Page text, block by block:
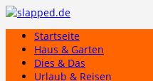
Zum
springenStartseite
Haus & Garten
Dies & Das
Urlaub & Reisen